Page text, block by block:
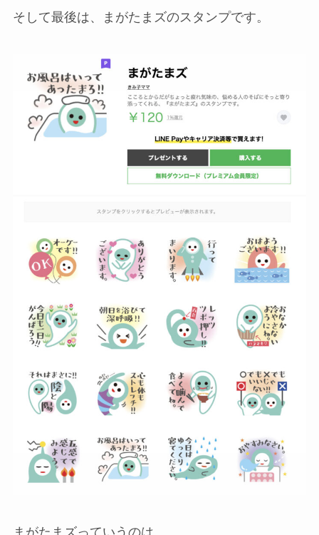
そして最後は、まがたまズのスタンプです。
まがたまズっていうのは、